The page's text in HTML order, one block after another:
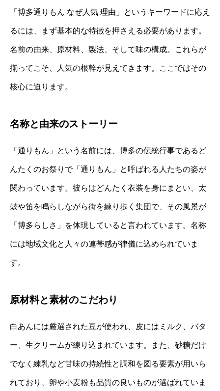
「博多通りもん なぜ人気 理由」というキーワードに応え
るには、まず基本的な特徴を押さえる必要があります。
名前の由来、原材料、製法、そして味の構成。これらが
揃ってこそ、人気の根幹が見えてきます。ここではその
核心に迫ります。
名称と由来のストーリー
「通りもん」という名前には、博多の伝統行事であるど
んたくのお祭りで「通りもん」と呼ばれる人たちの姿が
関わっています。彼らはどんたく衣装を身にまとい、太
鼓や笛を鳴らしながら街を練り歩く集団で、その風景が
「博多らしさ」を体現していると言われています。名称
には地域文化と人々の連帯感が律儀に込められていま
す。
原材料と素材のこだわり
白あんには厳選された豆が使われ、皮にはミルク、バタ
ー、生クリームが練り込まれています。また、砂糖だけ
でなく練乳など甘味の持続性と調和を図る要素が用いら
れており、卵や小麦粉も品質の良いものが選ばれていま